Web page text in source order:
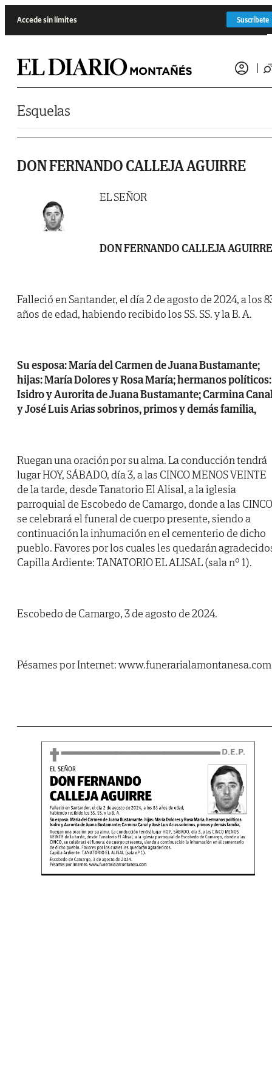
Accede sin límites Suscríbete
Esquelas
DON FERNANDO CALLEJA AGUIRRE
EL SEÑOR
DON FERNANDO CALLEJA AGUIRRE
Falleció en Santander, el día 2 de agosto de 2024, a los
años de edad, habiendo recibido los SS. SS. y la B. A.
Su esposa: María del Carmen de Juana Bustamante;
hijas: María Dolores y Rosa María; hermanos políticos:
Isidro y Aurorita de Juana Bustamante; Carmina
y José Luis Arias sobrinos, primos y demás familia,
Ruegan una oración por su alma. La conducción tendrá
lugar HOY, SÁBADO, día 3, a las CINCO MENOS VEINTE
de la tarde, desde Tanatorio El Alisal, a la iglesia
parroquial de Escobedo de Camargo, donde a las
se celebrará el funeral de cuerpo presente, siendo a
continuación la inhumación en el cementerio de dicho
pueblo. Favores por los cuales les quedarán
Capilla Ardiente: TANATORIO EL ALISAL (sala nº 1).
Escobedo de Camargo, 3 de agosto de 2024.
Pésames por Internet: www.funerarialamontanesa.com